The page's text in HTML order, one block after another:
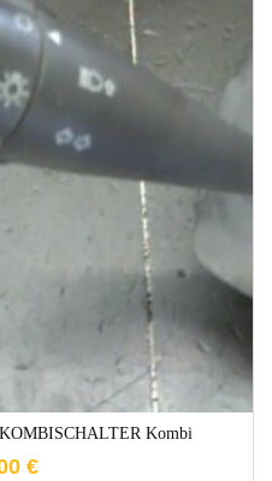
Kombi
€
1-3 Werktage